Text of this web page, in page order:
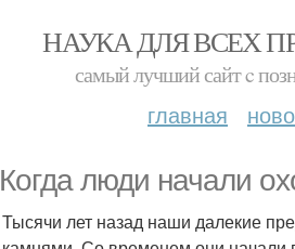
НАУКА ДЛЯ ВСЕХ
самый лучший сайт c
главная
Когда люди начали
Тысячи лет назад наши далекие